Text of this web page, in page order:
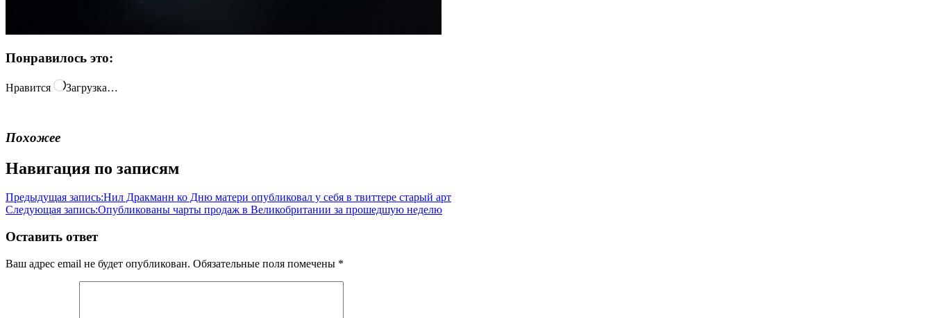
Понравилось это:
Нравится Загрузка…
Похожее
Навигация по записям
Предыдущая запись:Нил Дракманн ко Дню матери опубликовал у себя в твиттере старый арт
Следующая запись:Опубликованы чарты продаж в Великобритании за прошедшую неделю
Оставить ответ
Ваш адрес email не будет опубликован. Обязательные поля помечены *